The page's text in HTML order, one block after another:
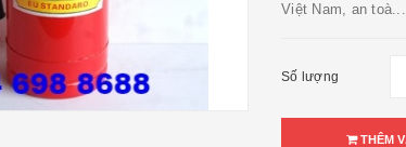
Việt Nam, an toà...
Số lượng
THÊM